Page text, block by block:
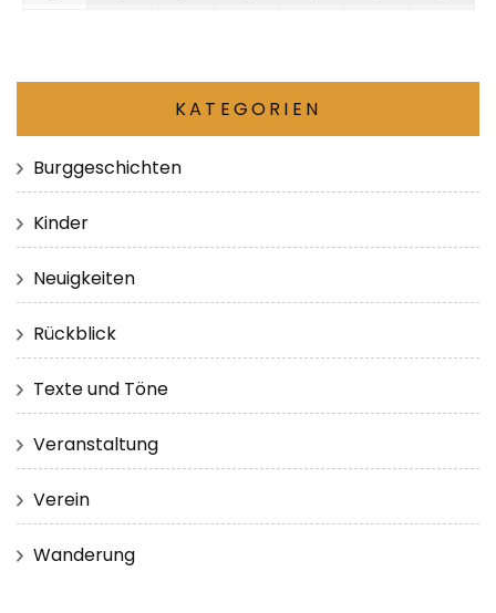
KATEGORIEN
Burggeschichten
Kinder
Neuigkeiten
Rückblick
Texte und Töne
Veranstaltung
Verein
Wanderung